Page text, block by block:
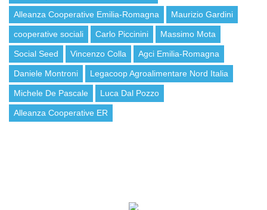
Alleanza Cooperative Emilia-Romagna Maurizio Gardini
cooperative sociali Carlo Piccinini Massimo Mota
Social Seed Vincenzo Colla Agci Emilia-Romagna
Daniele Montroni Legacoop Agroalimentare Nord Italia
Michele De Pascale Luca Dal Pozzo
Alleanza Cooperative ER